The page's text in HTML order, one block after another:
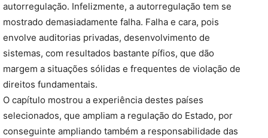
autorregulação. Infelizmente, a autorregulação tem se
mostrado demasiadamente falha. Falha e cara, pois
envolve auditorias privadas, desenvolvimento de
sistemas, com resultados bastante pífios, que dão
margem a situações sólidas e frequentes de violação de
direitos fundamentais.
O capítulo mostrou a experiência destes países
selecionados, que ampliam a regulação do Estado, por
conseguinte ampliando também a responsabilidade das